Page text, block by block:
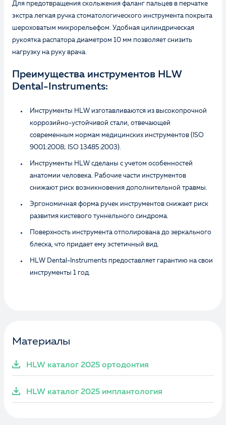
Для предотвращения скольжения фаланг пальцев в перчатке
экстра легкая ручка стоматологического инструмента покрыта
шероховатым микрорельефом. Удобная цилиндрическая
рукоятка распатора диаметром 10 мм позволяет снизить
нагрузку на руку врача.
Преимущества инструментов HLW
Dental-Instruments:
Инструменты HLW изготавливаются из высокопрочной
коррозийно-устойчивой стали, отвечающей
современным нормам медицинских инструментов (ISO
9001:2008; ISO 13485:2003).
Инструменты HLW сделаны с учетом особенностей
анатомии человека. Рабочие части инструментов
снижают риск возникновения дополнительной травмы.
Эргономичная форма ручек инструментов снижает риск
развития кистевого туннельного синдрома.
Поверхность инструмента отполирована до зеркального
блеска, что придает ему эстетичный вид.
HLW Dental-Instruments предоставляет гарантию на свои
инструменты 1 год.
Материалы
HLW каталог 2025 ортодонтия
HLW каталог 2025 имплантология